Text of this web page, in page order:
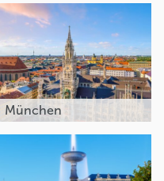
München